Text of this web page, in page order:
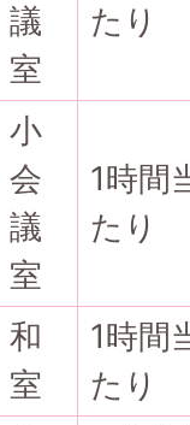
議
室
たり
小
会
議
室
1時間
たり
和
室
1時間
たり